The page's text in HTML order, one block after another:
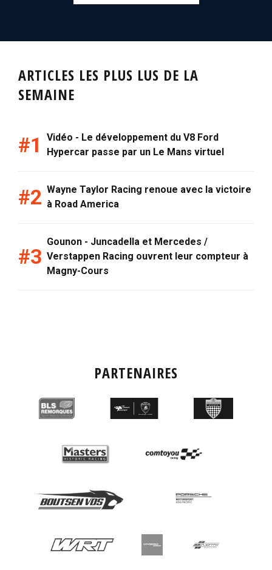
ARTICLES LES PLUS LUS DE LA
SEMAINE
Vidéo - Le développement du V8 Ford
Hypercar passe par un Le Mans virtuel
Wayne Taylor Racing renoue avec la victoire
à Road America
Gounon - Juncadella et Mercedes /
Verstappen Racing ouvrent leur compteur à
Magny-Cours
PARTENAIRES